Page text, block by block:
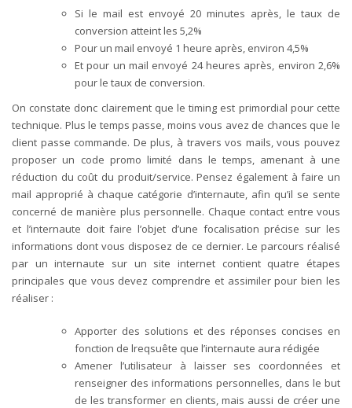
Si le mail est envoyé 20 minutes après, le taux de
conversion atteint les 5,2%
Pour un mail envoyé 1 heure après, environ 4,5%
Et pour un mail envoyé 24 heures après, environ 2,6%
pour le taux de conversion.
On constate donc clairement que le timing est primordial pour cette
technique. Plus le temps passe, moins vous avez de chances que le
client passe commande. De plus, à travers vos mails, vous pouvez
proposer un code promo limité dans le temps, amenant à une
réduction du coût du produit/service. Pensez également à faire un
mail approprié à chaque catégorie d’internaute, afin qu’il se sente
concerné de manière plus personnelle. Chaque contact entre vous
et l’internaute doit faire l’objet d’une focalisation précise sur les
informations dont vous disposez de ce dernier. Le parcours réalisé
par un internaute sur un site internet contient quatre étapes
principales que vous devez comprendre et assimiler pour bien les
réaliser :
Apporter des solutions et des réponses concises en
fonction de lreqsuête que l’internaute aura rédigée
Amener l’utilisateur à laisser ses coordonnées et
renseigner des informations personnelles, dans le but
de les transformer en clients, mais aussi de créer une